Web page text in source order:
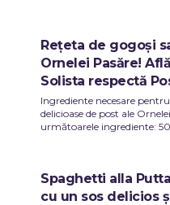
Rețeta de gogoși
Ornelei Pasăre!
Solista respectă
Ingrediente necesare
delicioase de post ale
următoarele ingrediente:
Spaghetti alla
cu un sos delicios